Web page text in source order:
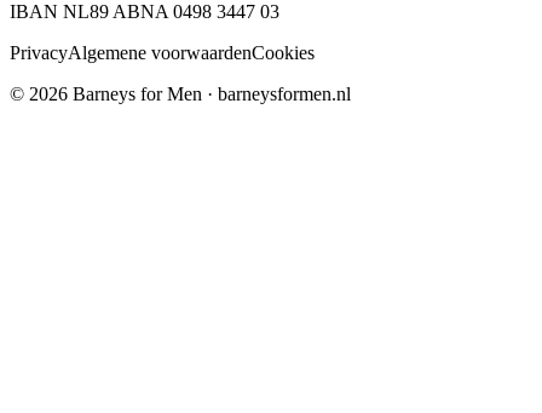
IBAN NL89 ABNA 0498 3447 03
PrivacyAlgemene voorwaardenCookies
© 2026 Barneys for Men · barneysformen.nl